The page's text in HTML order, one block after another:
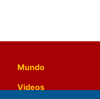
Mundo
Videos